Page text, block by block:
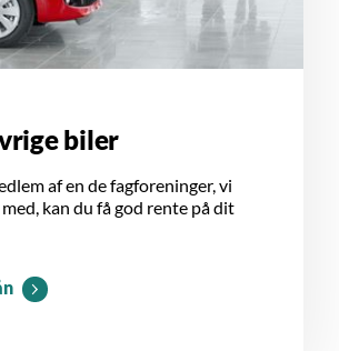
biler
af en de fagforeninger, vi
kan du få god rente på dit